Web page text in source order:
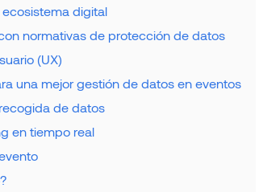
digital
normativas de protección de datos
(UX)
una mejor gestión de datos en eventos
de datos
en tiempo real